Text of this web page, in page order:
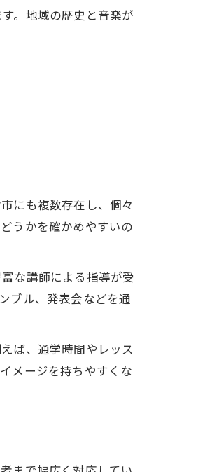
。地域の歴史と音楽が
にも複数存在し、個々
うかを確かめやすいの
な講師による指導が受
ブル、発表会などを通
ば、通学時間やレッス
メージを持ちやすくな